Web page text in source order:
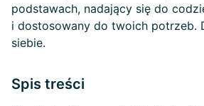
podstawach, nadający się do
i dostosowany do twoich potrzeb.
siebie.
Spis treści